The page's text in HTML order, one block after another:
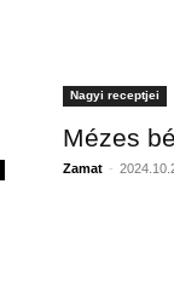
Nagyi receptjei
Mézes
Zamat -